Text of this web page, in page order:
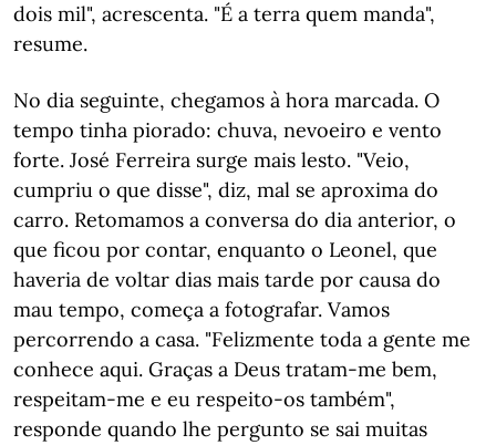
dois mil", acrescenta. "É a terra quem manda",
resume.
No dia seguinte, chegamos à hora marcada. O
tempo tinha piorado: chuva, nevoeiro e vento
forte. José Ferreira surge mais lesto. "Veio,
cumpriu o que disse", diz, mal se aproxima do
carro. Retomamos a conversa do dia anterior, o
que ficou por contar, enquanto o Leonel, que
haveria de voltar dias mais tarde por causa do
mau tempo, começa a fotografar. Vamos
percorrendo a casa. "Felizmente toda a gente me
conhece aqui. Graças a Deus tratam-me bem,
respeitam-me e eu respeito-os também",
responde quando lhe pergunto se sai muitas